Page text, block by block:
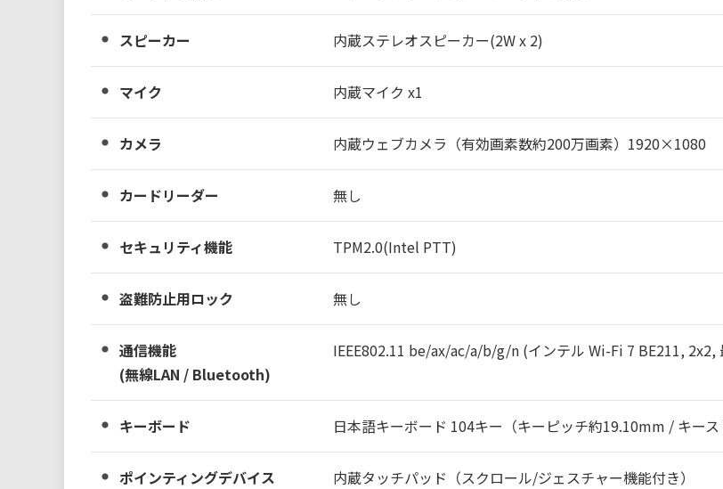
スピーカー 内蔵ステレオスピーカー(2W x 2)
マイク 内蔵マイク x1
カメラ 内蔵ウェブカメラ（有効画素数約200万画素）1920×1080
カードリーダー 無し
セキュリティ機能 TPM2.0(Intel PTT)
盗難防止用ロック 無し
通信機能
(無線LAN / Bluetooth)
IEEE802.11 be/ax/ac/a/b/g/n (インテル Wi-Fi 7 BE211,
キーボード 日本語キーボード 104キー（キーピッチ約19.10mm / キー
ポインティングデバイス 内蔵タッチパッド（スクロール/ジェスチャー機能付き）